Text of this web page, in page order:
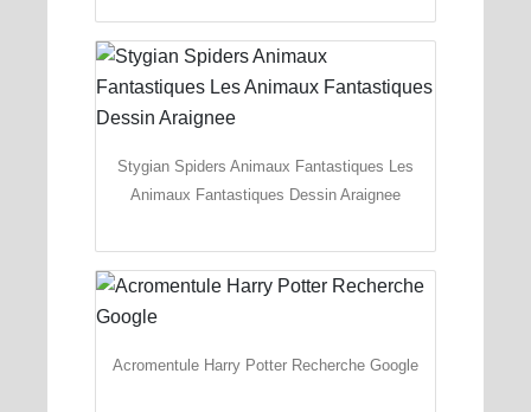
Stygian Spiders Animaux Fantastiques Les
Animaux Fantastiques Dessin Araignee
Acromentule Harry Potter Recherche Google